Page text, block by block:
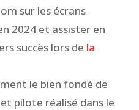
sur les écrans
2024 et assister en
succès lors de la
le bien fondé de
pilote réalisé dans le